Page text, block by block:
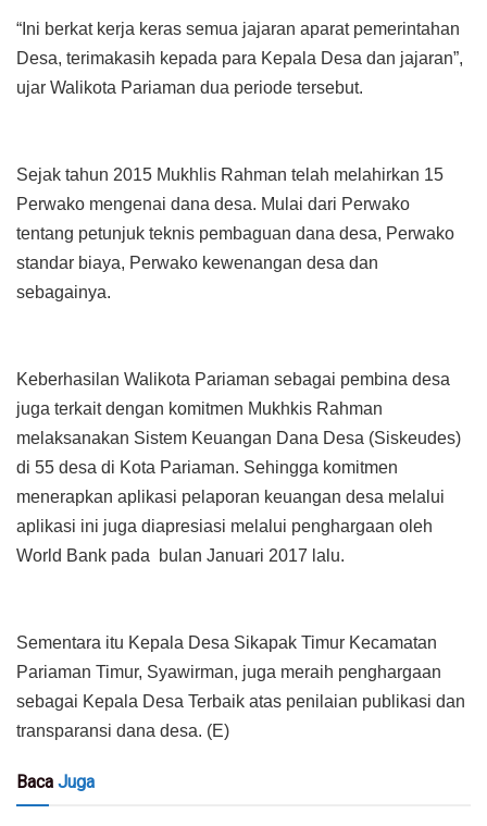
“Ini berkat kerja keras semua jajaran aparat pemerintahan
Desa, terimakasih kepada para Kepala Desa dan jajaran”,
ujar Walikota Pariaman dua periode tersebut.
Sejak tahun 2015 Mukhlis Rahman telah melahirkan 15
Perwako mengenai dana desa. Mulai dari Perwako
tentang petunjuk teknis pembaguan dana desa, Perwako
standar biaya, Perwako kewenangan desa dan
sebagainya.
Keberhasilan Walikota Pariaman sebagai pembina desa
juga terkait dengan komitmen Mukhkis Rahman
melaksanakan Sistem Keuangan Dana Desa (Siskeudes)
di 55 desa di Kota Pariaman. Sehingga komitmen
menerapkan aplikasi pelaporan keuangan desa melalui
aplikasi ini juga diapresiasi melalui penghargaan oleh
World Bank pada bulan Januari 2017 lalu.
Sementara itu Kepala Desa Sikapak Timur Kecamatan
Pariaman Timur, Syawirman, juga meraih penghargaan
sebagai Kepala Desa Terbaik atas penilaian publikasi dan
transparansi dana desa. (E)
Baca Juga